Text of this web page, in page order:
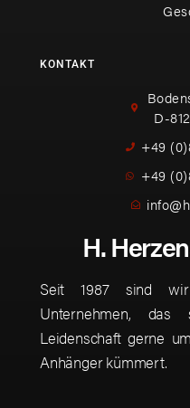
KONTAKT
D-
+49
+49
H.
Seit 1987 sind
Unternehmen,
Leidenschaft gerne
Anhänger kümmert.